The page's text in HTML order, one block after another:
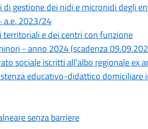
gestione dei nidi e micronidi degli
a.e. 2023/24
e dei centri con funzione
- anno 2024 (scadenza
sociale iscritti all'albo regionale ex
educativo-didattico domiciliare
senza barriere